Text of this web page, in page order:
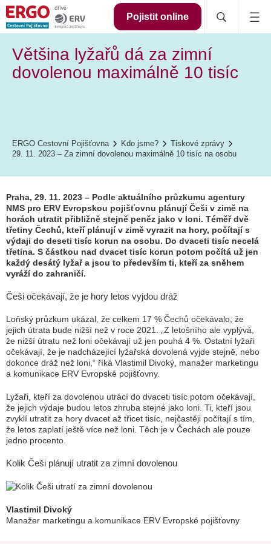
Pojistit online
Většina lyžařů dá za zimní
dovolenou maximálně 10 tisíc
ERGO Cestovní Pojišťovna Kdo jsme?
Tiskové zprávy
29. 11. 2023 – Za zimní dovolenou maximálně 10 tisíc na osobu
Praha, 29. 11. 2023 – Podle aktuálního průzkumu agentury
NMS pro ERV Evropskou pojišťovnu plánují Češi v zimě na
horách utratit přibližně stejně peněz jako v loni. Téměř dvě
třetiny Čechů, kteří plánují v zimě vyrazit na hory, počítají s
výdaji do deseti tisíc korun na osobu. Do dvaceti tisíc necelá
třetina. S částkou nad dvacet tisíc korun potom počítá už jen
každý desátý lyžař a jsou to především ti, kteří za sněhem
vyráží do zahraničí.
Češi očekávají, že je hory letos vyjdou dráž
Loňský průzkum ukázal, že celkem 17 % Čechů očekávalo, že
jejich útrata bude nižší než v roce 2021. „Z letošního ale vyplývá,
že nižší útratu než loni očekávají už jen pouhá 4 %. Ostatní lyžaři
očekávají, že je nadcházející lyžařská dovolená vyjde stejně, nebo
dokonce dráž než loni,“ říká Vlastimil Divoký, manažer marketingu
a komunikace ERV Evropské pojišťovny.
Lyžaři, kteří za dovolenou utrácí do dvaceti tisíc potom očekávají,
že jejich výdaje budou letos zhruba stejné jako loni. Ti, kteří jsou
zvyklí utratit za hory dvacet až třicet tisíc, nejčastěji počítají s tím,
že letos zaplatí ještě více než loni. Těch je v Čechách ale pouze
jedno procento.
Kolik Češi plánují utratit za zimní dovolenou
Vlastimil Divoký
Manažer marketingu a komunikace ERV Evropské pojišťovny